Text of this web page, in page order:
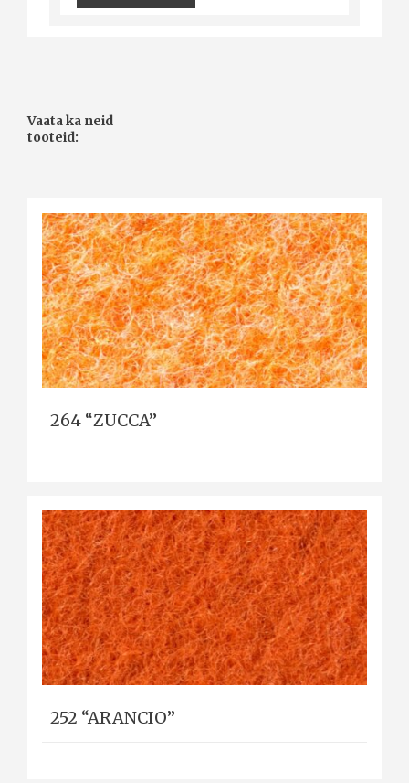
Vaata ka neid
tooteid:
264 “ZUCCA”
252 “ARANCIO”